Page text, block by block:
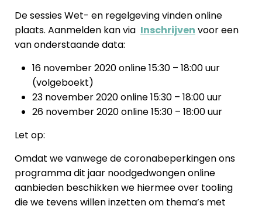
De sessies Wet- en regelgeving vinden online
plaats. Aanmelden kan via Inschrijven voor een
van onderstaande data:
16 november 2020 online 15:30 – 18:00 uur
(volgeboekt)
23 november 2020 online 15:30 – 18:00 uur
26 november 2020 online 15:30 – 18:00 uur
Let op:
Omdat we vanwege de coronabeperkingen ons
programma dit jaar noodgedwongen online
aanbieden beschikken we hiermee over tooling
die we tevens willen inzetten om thema’s met